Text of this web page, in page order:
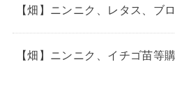
【畑】ニンニク、レタス、ブ
【畑】ニンニク、イチゴ苗等